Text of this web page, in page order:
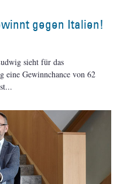
gegen Italien!
sieht für das
eine Gewinnchance von 62